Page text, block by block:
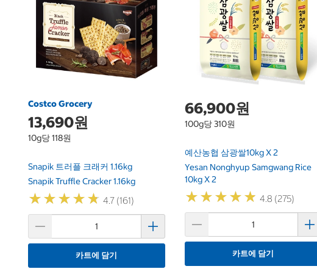
Costco Grocery
13,690원
10g당 118원
Snapik 트러플 크래커 1.16kg
Snapik Truffle Cracker 1.16kg
★★★★★
★★★★★ 4.7 (161)
카트에 담기
66,900원
100g당 310원
예산농협 삼광쌀10kg X 2
Yesan Nonghyup Samgwang Rice
10kg X 2
★★★★★
★★★★★ 4.8 (275)
카트에 담기